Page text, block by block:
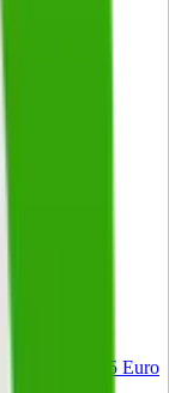
bis zu 165 Euro